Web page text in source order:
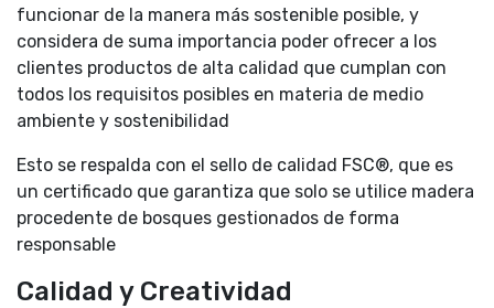
funcionar de la manera más sostenible posible, y
considera de suma importancia poder ofrecer a los
clientes productos de alta calidad que cumplan con
todos los requisitos posibles en materia de medio
ambiente y sostenibilidad
Esto se respalda con el sello de calidad FSC®, que es
un certificado que garantiza que solo se utilice madera
procedente de bosques gestionados de forma
responsable
Calidad y Creatividad